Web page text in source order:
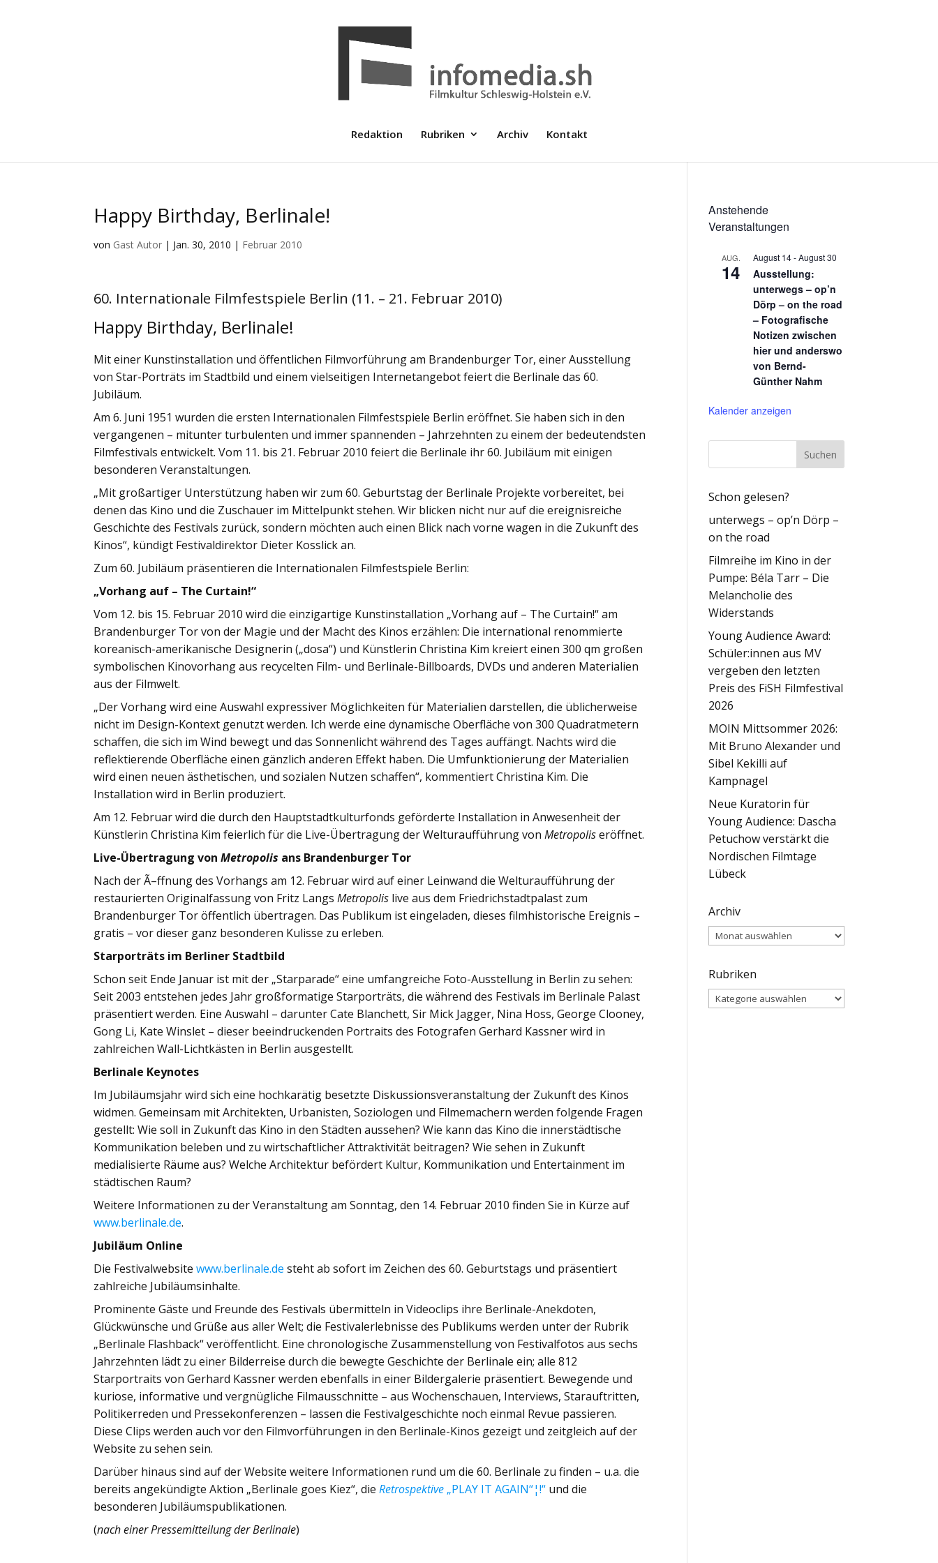
Redaktion Rubriken Archiv Kontakt
Happy Birthday, Berlinale!
von Gast Autor | Jan. 30, 2010 | Februar 2010
60. Internationale Filmfestspiele Berlin (11. – 21. Februar 2010)
Happy Birthday, Berlinale!
Mit einer Kunstinstallation und öffentlichen Filmvorführung am Brandenburger Tor, einer Ausstellung
von Star-Porträts im Stadtbild und einem vielseitigen Internetangebot feiert die Berlinale das 60.
Jubiläum.
Am 6. Juni 1951 wurden die ersten Internationalen Filmfestspiele Berlin eröffnet. Sie haben sich in den
vergangenen – mitunter turbulenten und immer spannenden – Jahrzehnten zu einem der bedeutendsten
Filmfestivals entwickelt. Vom 11. bis 21. Februar 2010 feiert die Berlinale ihr 60. Jubiläum mit einigen
besonderen Veranstaltungen.
„Mit großartiger Unterstützung haben wir zum 60. Geburtstag der Berlinale Projekte vorbereitet, bei
denen das Kino und die Zuschauer im Mittelpunkt stehen. Wir blicken nicht nur auf die ereignisreiche
Geschichte des Festivals zurück, sondern möchten auch einen Blick nach vorne wagen in die Zukunft des
Kinos“, kündigt Festivaldirektor Dieter Kosslick an.
Zum 60. Jubiläum präsentieren die Internationalen Filmfestspiele Berlin:
„Vorhang auf – The Curtain!“
Vom 12. bis 15. Februar 2010 wird die einzigartige Kunstinstallation „Vorhang auf – The Curtain!“ am
Brandenburger Tor von der Magie und der Macht des Kinos erzählen: Die international renommierte
koreanisch-amerikanische Designerin („dosa“) und Künstlerin Christina Kim kreiert einen 300 qm großen
symbolischen Kinovorhang aus recycelten Film- und Berlinale-Billboards, DVDs und anderen Materialien
aus der Filmwelt.
„Der Vorhang wird eine Auswahl expressiver Möglichkeiten für Materialien darstellen, die üblicherweise
nicht im Design-Kontext genutzt werden. Ich werde eine dynamische Oberfläche von 300 Quadratmetern
schaffen, die sich im Wind bewegt und das Sonnenlicht während des Tages auffängt. Nachts wird die
reflektierende Oberfläche einen gänzlich anderen Effekt haben. Die Umfunktionierung der Materialien
wird einen neuen ästhetischen, und sozialen Nutzen schaffen“, kommentiert Christina Kim. Die
Installation wird in Berlin produziert.
Am 12. Februar wird die durch den Hauptstadtkulturfonds geförderte Installation in Anwesenheit der
Künstlerin Christina Kim feierlich für die Live-Übertragung der Welturaufführung vonMetropoliseröffnet.
Live-Übertragung vonMetropolis ans Brandenburger Tor
Nach der Ã–ffnung des Vorhangs am 12. Februar wird auf einer Leinwand die Welturaufführung der
restaurierten Originalfassung von Fritz LangsMetropolis live aus dem Friedrichstadtpalast zum
Brandenburger Tor öffentlich übertragen. Das Publikum ist eingeladen, dieses filmhistorische Ereignis –
gratis – vor dieser ganz besonderen Kulisse zu erleben.
Starporträts im Berliner Stadtbild
Schon seit Ende Januar ist mit der „Starparade“ eine umfangreiche Foto-Ausstellung in Berlin zu sehen:
Seit 2003 entstehen jedes Jahr großformatige Starporträts, die während des Festivals im Berlinale Palast
präsentiert werden. Eine Auswahl – darunter Cate Blanchett, Sir Mick Jagger, Nina Hoss, George Clooney,
Gong Li, Kate Winslet – dieser beeindruckenden Portraits des Fotografen Gerhard Kassner wird in
zahlreichen Wall-Lichtkästen in Berlin ausgestellt.
Berlinale Keynotes
Im Jubiläumsjahr wird sich eine hochkarätig besetzte Diskussionsveranstaltung der Zukunft des Kinos
widmen. Gemeinsam mit Architekten, Urbanisten, Soziologen und Filmemachern werden folgende Fragen
gestellt: Wie soll in Zukunft das Kino in den Städten aussehen? Wie kann das Kino die innerstädtische
Kommunikation beleben und zu wirtschaftlicher Attraktivität beitragen? Wie sehen in Zukunft
medialisierte Räume aus? Welche Architektur befördert Kultur, Kommunikation und Entertainment im
städtischen Raum?
Weitere Informationen zu der Veranstaltung am Sonntag, den 14. Februar 2010 finden Sie in Kürze auf
www.berlinale.de.
Jubiläum Online
Die Festivalwebsitewww.berlinale.de steht ab sofort im Zeichen des 60. Geburtstags und präsentiert
zahlreiche Jubiläumsinhalte.
Prominente Gäste und Freunde des Festivals übermitteln in Videoclips ihre Berlinale-Anekdoten,
Glückwünsche und Grüße aus aller Welt; die Festivalerlebnisse des Publikums werden unter der Rubrik
„Berlinale Flashback“ veröffentlicht. Eine chronologische Zusammenstellung von Festivalfotos aus sechs
Jahrzehnten lädt zu einer Bilderreise durch die bewegte Geschichte der Berlinale ein; alle 812
Starportraits von Gerhard Kassner werden ebenfalls in einer Bildergalerie präsentiert. Bewegende und
kuriose, informative und vergnügliche Filmausschnitte – aus Wochenschauen, Interviews, Starauftritten,
Politikerreden und Pressekonferenzen – lassen die Festivalgeschichte noch einmal Revue passieren.
Diese Clips werden auch vor den Filmvorführungen in den Berlinale-Kinos gezeigt und zeitgleich auf der
Website zu sehen sein.
Darüber hinaus sind auf der Website weitere Informationen rund um die 60. Berlinale zu finden – u.a. die
bereits angekündigte Aktion „Berlinale goes Kiez“, dieRetrospektive „PLAY IT AGAIN“¦!“ und die
besonderen Jubiläumspublikationen.
(nach einer Pressemitteilung der Berlinale)
Anstehende
Veranstaltungen
AUG.
14
August 14-August 30
Ausstellung:
unterwegs – op’n
Dörp – on the road
– Fotografische
Notizen zwischen
hier und anderswo
von Bernd-
Günther Nahm
Kalender anzeigen
Schon gelesen?
unterwegs – op’n Dörp –
on the road
Filmreihe im Kino in der
Pumpe: Béla Tarr – Die
Melancholie des
Widerstands
Young Audience Award:
Schüler:innen aus MV
vergeben den letzten
Preis des FiSH Filmfestival
2026
MOIN Mittsommer 2026:
Mit Bruno Alexander und
Sibel Kekilli auf
Kampnagel
Neue Kuratorin für
Young Audience: Dascha
Petuchow verstärkt die
Nordischen Filmtage
Lübeck
Archiv
Archiv
Rubriken
Rubriken